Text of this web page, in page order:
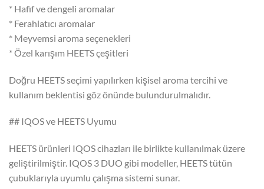
* Hafif ve dengeli aromalar
* Ferahlatıcı aromalar
* Meyvemsi aroma seçenekleri
* Özel karışım HEETS çeşitleri
Doğru HEETS seçimi yapılırken kişisel aroma tercihi ve
kullanım beklentisi göz önünde bulundurulmalıdır.
## IQOS ve HEETS Uyumu
HEETS ürünleri IQOS cihazları ile birlikte kullanılmak üzere
geliştirilmiştir. IQOS 3 DUO gibi modeller, HEETS tütün
çubuklarıyla uyumlu çalışma sistemi sunar.